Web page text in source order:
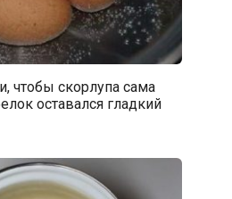
чтобы скорлупа сама
оставался гладкий